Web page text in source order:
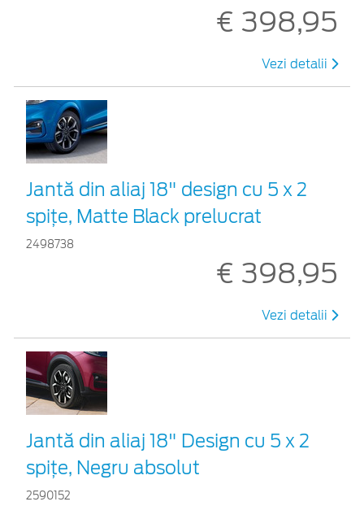
€ 398,95
Vezi detalii
Jantă din aliaj 18" design cu 5 x 2
spițe, Matte Black prelucrat
2498738
€ 398,95
Vezi detalii
Jantă din aliaj 18" Design cu 5 x 2
spițe, Negru absolut
2590152